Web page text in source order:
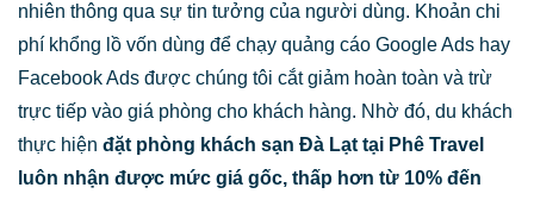
nhiên thông qua sự tin tưởng của người dùng. Khoản chi
phí khổng lồ vốn dùng để chạy quảng cáo Google Ads hay
Facebook Ads được chúng tôi cắt giảm hoàn toàn và trừ
trực tiếp vào giá phòng cho khách hàng. Nhờ đó, du khách
thực hiện đặt phòng khách sạn Đà Lạt tại Phê Travel
luôn nhận được mức giá gốc, thấp hơn từ 10% đến